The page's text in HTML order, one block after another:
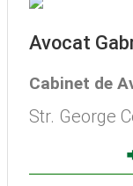
Avocat
Cabinet de
Str. George